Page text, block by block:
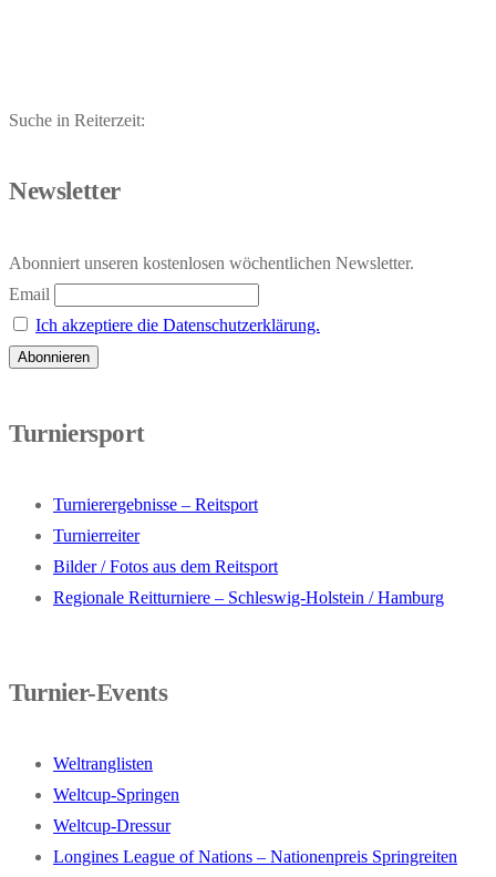
Suche in Reiterzeit:
Newsletter
Abonniert unseren kostenlosen wöchentlichen Newsletter.
Email
Ich akzeptiere die Datenschutzerklärung.
Turniersport
Turnierergebnisse – Reitsport
Turnierreiter
Bilder / Fotos aus dem Reitsport
Regionale Reitturniere – Schleswig-Holstein / Hamburg
Turnier-Events
Weltranglisten
Weltcup-Springen
Weltcup-Dressur
Longines League of Nations – Nationenpreis Springreiten